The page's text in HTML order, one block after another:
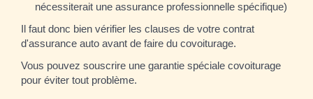
nécessiterait une assurance professionnelle spécifique)
Il faut donc bien vérifier les clauses de votre contrat
d'assurance auto avant de faire du covoiturage.
Vous pouvez souscrire une garantie spéciale covoiturage
pour éviter tout problème.